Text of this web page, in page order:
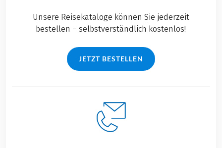
Unsere Reisekataloge können Sie jederzeit
bestellen – selbstverständlich kostenlos!
JETZT BESTELLEN